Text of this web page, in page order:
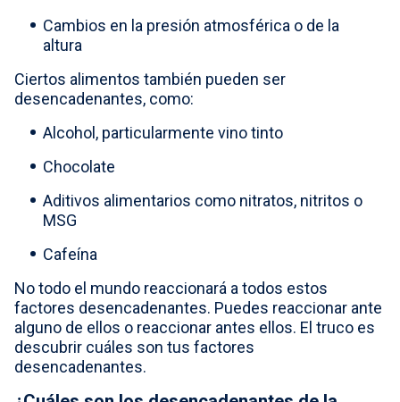
Cambios en la presión atmosférica o de la
altura
Ciertos alimentos también pueden ser
desencadenantes, como:
Alcohol, particularmente vino tinto
Chocolate
Aditivos alimentarios como nitratos, nitritos o
MSG
Cafeína
No todo el mundo reaccionará a todos estos
factores desencadenantes. Puedes reaccionar ante
alguno de ellos o reaccionar antes ellos. El truco es
descubrir cuáles son tus factores
desencadenantes.